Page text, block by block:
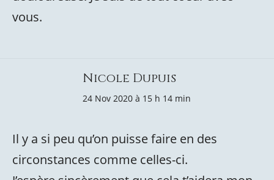
vous.
Nicole Dupuis
24 Nov 2020 à 15 h 14 min
Il y a si peu qu’on puisse faire en des
circonstances comme celles-ci.